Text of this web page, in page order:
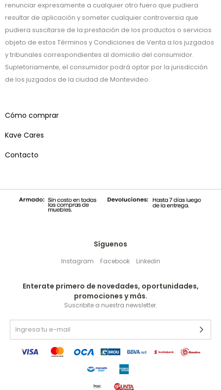
renunciar expresamente a cualquier otro fuero que pudiera
resultar de aplicación y someter cualquier controversia que
pudiera suscitarse de la prestación de los productos o servicios
objeto de estos Términos y Condiciones de Venta a los juzgados
y tribunales correspondientes al domicilio del consumidor.
Supletoriamente, el consumidor podrá optar por la jurisdicción
de los juzgados de la ciudad de Montevideo.
Cómo comprar
Kave Cares
Contacto
Síguenos
Instagram Facebook Linkedin
Enterate primero de novedades, oportunidades,
promociones y más.
Suscribite a nuestra newsletter.